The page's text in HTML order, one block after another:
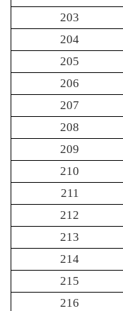
203
204
205
206
207
208
209
210
211
212
213
214
215
216